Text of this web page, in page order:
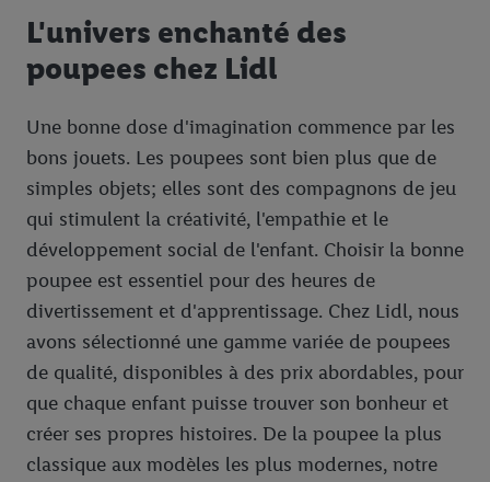
L'univers enchanté des
poupees chez Lidl
Une bonne dose d'imagination commence par les
bons jouets. Les poupees sont bien plus que de
simples objets; elles sont des compagnons de jeu
qui stimulent la créativité, l'empathie et le
développement social de l'enfant. Choisir la bonne
poupee est essentiel pour des heures de
divertissement et d'apprentissage. Chez Lidl, nous
avons sélectionné une gamme variée de poupees
de qualité, disponibles à des prix abordables, pour
que chaque enfant puisse trouver son bonheur et
créer ses propres histoires. De la poupee la plus
classique aux modèles les plus modernes, notre